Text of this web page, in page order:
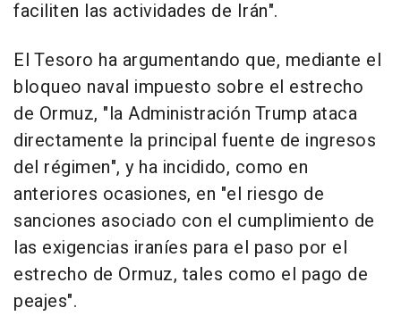
faciliten las actividades de Irán".
El Tesoro ha argumentando que, mediante el
bloqueo naval impuesto sobre el estrecho
de Ormuz, "la Administración Trump ataca
directamente la principal fuente de ingresos
del régimen", y ha incidido, como en
anteriores ocasiones, en "el riesgo de
sanciones asociado con el cumplimiento de
las exigencias iraníes para el paso por el
estrecho de Ormuz, tales como el pago de
peajes".